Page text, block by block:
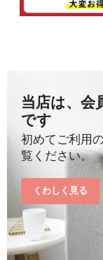
当店は、会
です
初めてご利用
覧ください。
くわしく見る